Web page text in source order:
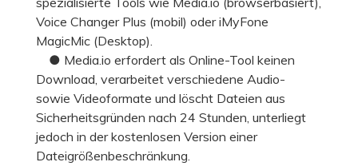
Voice Changer Plus (mobil) oder iMyFone
MagicMic (Desktop).
● Media.io erfordert als Online-Tool keinen
Download, verarbeitet verschiedene Audio-
sowie Videoformate und löscht Dateien aus
Sicherheitsgründen nach 24 Stunden, unterliegt
jedoch in der kostenlosen Version einer
Dateigrößenbeschränkung.